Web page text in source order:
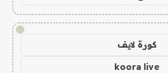
!
كورة لايف
koora live